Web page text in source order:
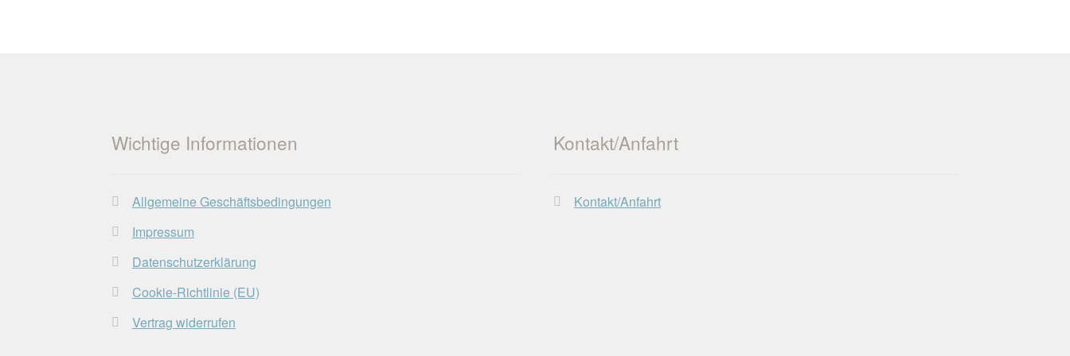
Wichtige Informationen
Allgemeine Geschäftsbedingungen
Impressum
Datenschutzerklärung
Cookie-Richtlinie (EU)
Vertrag widerrufen
Kontakt/Anfahrt
Kontakt/Anfahrt